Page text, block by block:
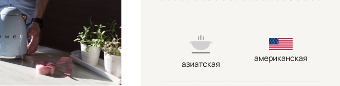
азиатская
американская